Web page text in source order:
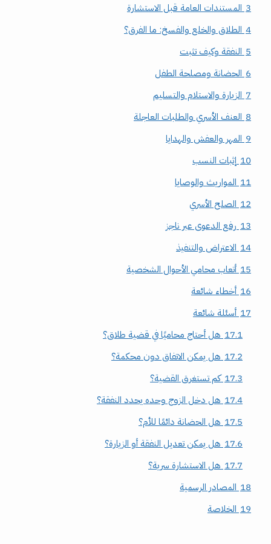
3 المستندات العامة قبل الاستشارة
4 الطلاق والخلع والفسخ: ما الفرق؟
5 النفقة وكيف تثبت
6 الحضانة ومصلحة الطفل
7 الزيارة والاستلام والتسليم
8 العنف الأسري والطلبات العاجلة
9 المهر والعفش والهدايا
10 إثبات النسب
11 المواريث والوصايا
12 الصلح الأسري
13 رفع الدعوى عبر ناجز
14 الاعتراض والتنفيذ
15 أتعاب محامي الأحوال الشخصية
16 أخطاء شائعة
17 أسئلة شائعة
17.1 هل أحتاج محاميًا في قضية طلاق؟
17.2 هل يمكن الاتفاق دون محكمة؟
17.3 كم تستغرق القضية؟
17.4 هل دخل الزوج وحده يحدد النفقة؟
17.5 هل الحضانة دائمًا للأم؟
17.6 هل يمكن تعديل النفقة أو الزيارة؟
17.7 هل الاستشارة سرية؟
18 المصادر الرسمية
19 الخلاصة